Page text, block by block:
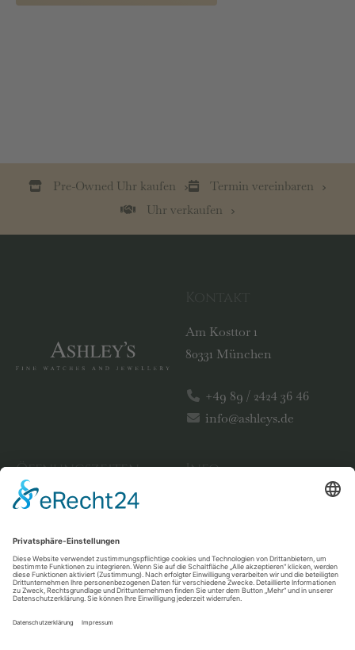
Pre-Owned Uhr kaufen
Termin vereinbaren
Uhr verkaufen
Am Kosttor 1
80331 München
+49 89 / 2424 36 46
info@ashleys.de
Öffnungszeiten
Montag bis Freitag
Samstag
11:00 – 15:00 Uhr
Info
Facebook